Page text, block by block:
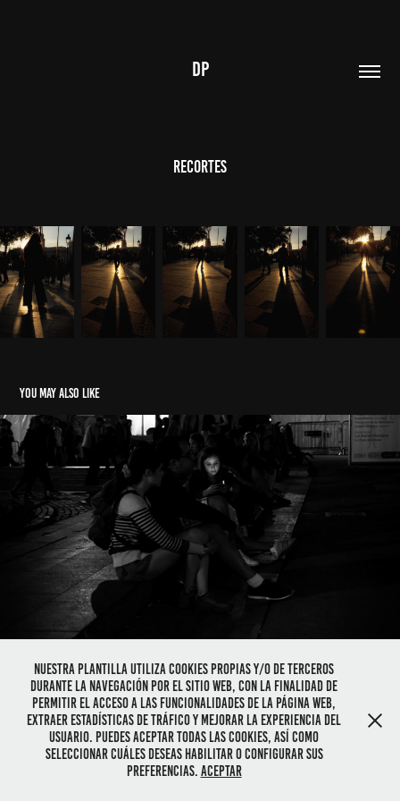
DP
Recortes
You may also like
E-nectados
Powered byAdobe Portfolio
Nuestra plantilla utiliza cookies propias y/o de terceros
durante la navegación por el sitio web, con la finalidad de
permitir el acceso a las funcionalidades de la página web,
extraer estadísticas de tráfico y mejorar la experiencia del
usuario. Puedes aceptar todas las cookies, así como
seleccionar cuáles deseas habilitar o configurar sus
preferencias. Aceptar